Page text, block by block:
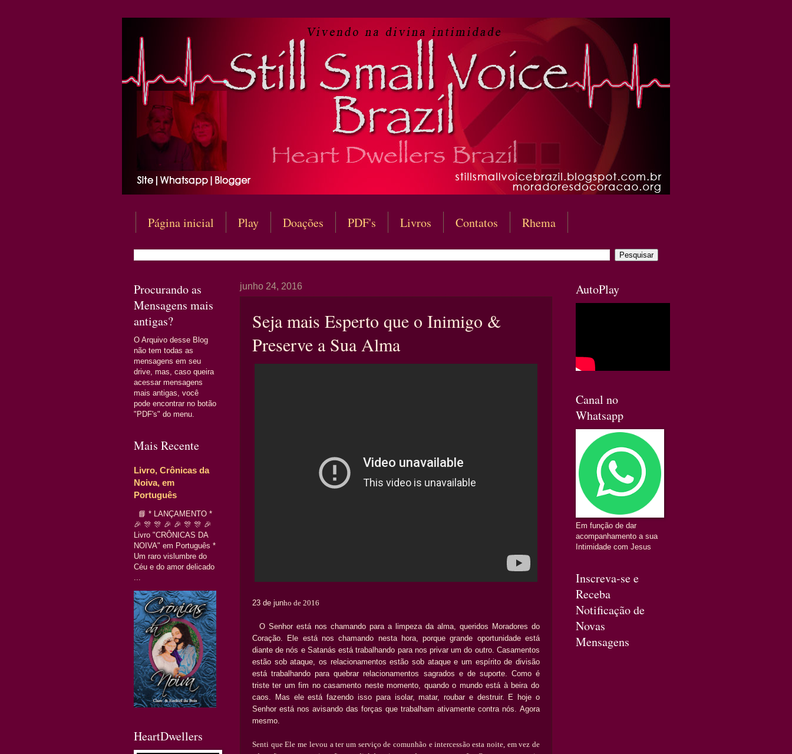
Página inicial Play Doações PDF's Livros Contatos Rhema
junho 24, 2016
Seja mais Esperto que o Inimigo &
Preserve a Sua Alma
23 de junho de 2016
O Senhor está nos chamando para a limpeza da alma, queridos Moradores do
Coração. Ele estános chamando nesta hora, porque grande oportunidade está
diante de nós e Satanás está trabalhando para nos privar um do outro. Casamentos
estão sob ataque, os relacionamentos estão sob ataque e um espírito de divisão
está trabalhando para quebrar relacionamentos sagrados e de suporte. Comoé
triste ter um fim no casamento neste momento, quando o mundo está àbeira do
caos.
Mas ele está fazendo isso para isolar, matar, roubar e destruir.
E hoje o
Senhor está nos avisando das forças que trabalham ativamente contra nós.
Agora
mesmo.
Senti que Ele me levou a ter um serviço de comunhão e intercessão esta noite, em vez de
Procurando as
Mensagens mais
antigas?
O Arquivo desse Blog
não tem todas as
mensagens em seu
drive, mas, caso queira
acessar mensagens
mais antigas, você
pode encontrar no botão
"PDF's" do menu.
Mais Recente
Livro, Crônicas da
Noiva, em
Português
📘 * LANÇAMENTO *
🎉 🎊 🎊 🎉 🎉 🎊 🎊 🎉
Livro "CRÔNICAS DA
NOIVA" em Português *
Um raro vislumbre do
Céu e do amor delicado
HeartDwellers
AutoPlay
Canal no
Whatsapp
Em função de dar
acompanhamento a sua
Intimidade com Jesus
Inscreva-se e
Receba
Notificação de
Novas
Mensagens